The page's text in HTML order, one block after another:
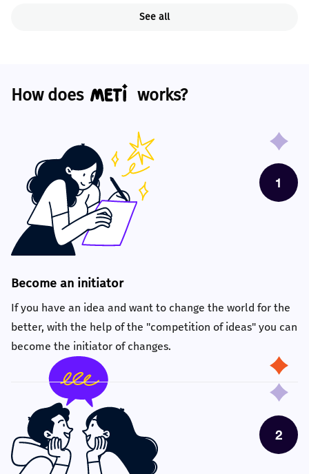
See all
How does works?
Become an initiator
If you have an idea and want to change the world for the
better, with the help of the "competition of ideas" you can
become the initiator of changes.